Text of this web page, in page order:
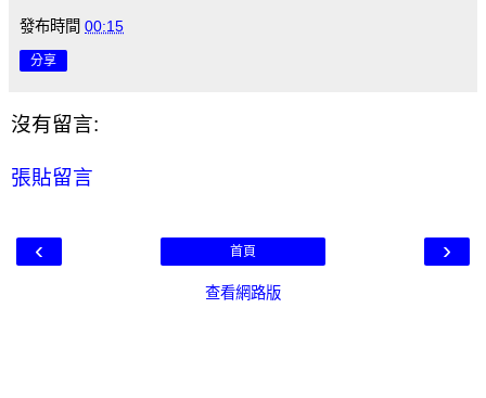
發布時間 00:15
分享
沒有留言:
張貼留言
‹ ›
首頁
查看網路版